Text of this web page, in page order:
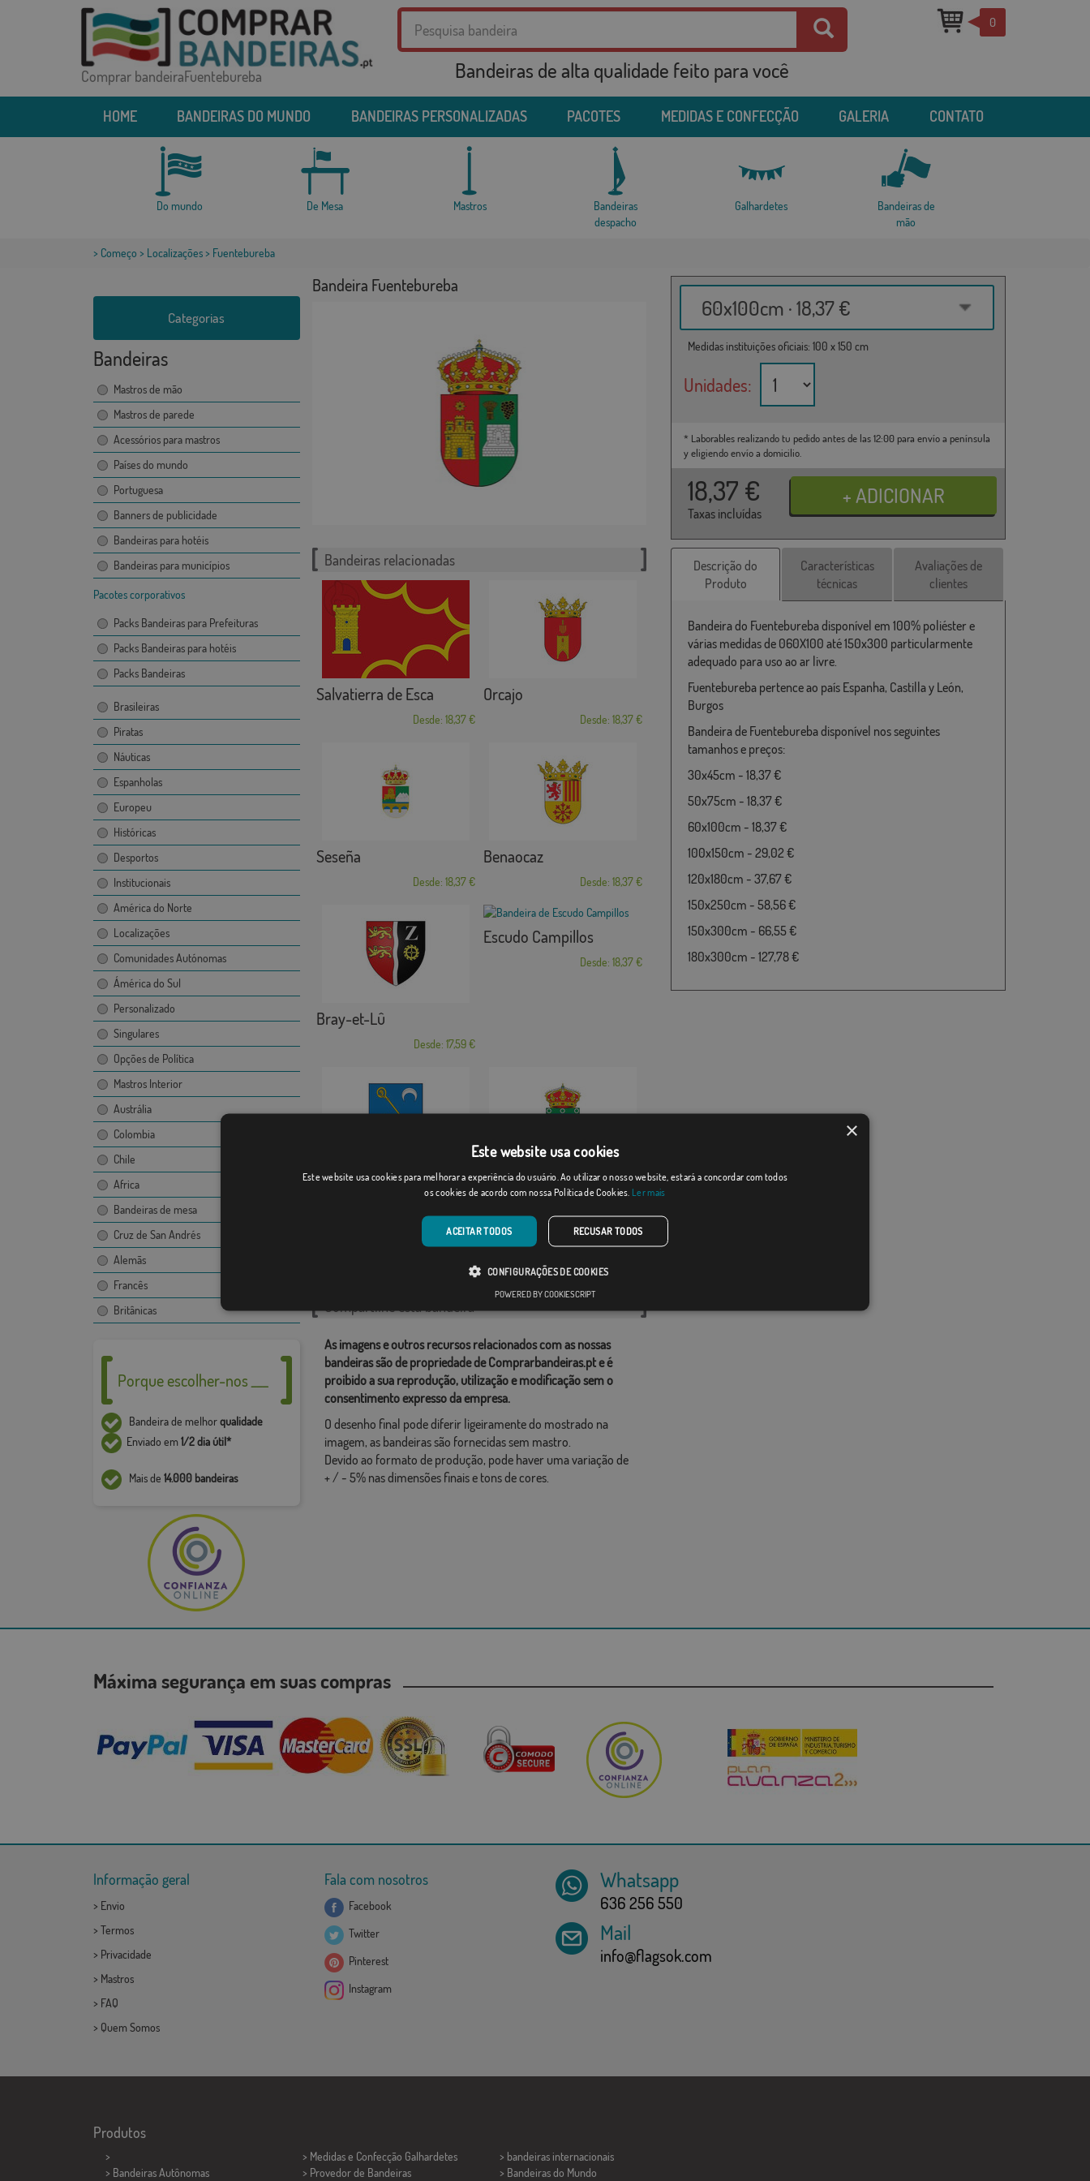
Comprar bandeiraFuentebureba Bandeiras de alta qualidade feito para você
0
HOME BANDEIRAS DO MUNDO BANDEIRAS PERSONALIZADAS PACOTES MEDIDAS E CONFECÇÃO GALERIA CONTATO
Do mundo De Mesa Mastros
Bandeiras
despacho
Galhardetes
Bandeiras de
mão
> Começo > Localizações> Fuentebureba
Categorias
Bandeiras
Mastros de mão
Mastros de parede
Acessórios para mastros
Países do mundo
Portuguesa
Banners de publicidade
Bandeiras para hotéis
Bandeiras para municípios
Pacotes corporativos
Packs Bandeiras para Prefeituras
Packs Bandeiras para hotéis
Packs Bandeiras
Brasileiras
Piratas
Náuticas
Espanholas
Europeu
Históricas
Desportos
Institucionais
América do Norte
Localizações
Comunidades Autónomas
Ámérica do Sul
Personalizado
Singulares
Opções de Política
Mastros Interior
Austrália
Colombia
Chile
Africa
Bandeiras de mesa
Cruz de San Andrés
Alemãs
Francês
Britânicas
Porque escolher-nos ___
Bandeira de melhorqualidade
Enviado em1/2 dia útil*
Mais de 14.000 bandeiras
Bandeira Fuentebureba
60x100cm · 18,37 €
Medidas instituições oficiais: 100 x 150 cm
Unidades:
* Laborables realizando tu pedido antes de las 12:00 para envío a península
y eligiendo envío a domicilio.
18,37 €
Taxas incluídas
Bandeiras relacionadas
Salvatierra de Esca
Desde: 18,37 €
Orcajo
Desde: 18,37 €
Seseña
Desde: 18,37 €
Benaocaz
Desde: 18,37 €
Bray-et-Lû
Desde: 17,59 €
Escudo Campillos
Desde: 18,37 €
Urdazubi/Urdax Lousame
Categorias relacionadas:
Compartilhe esta bandeira
As imagens e outros recursos relacionados com as nossas
bandeiras são de propriedade de Comprarbandeiras.pt e é
proibido a sua reprodução, utilização e modificação sem o
consentimento expresso da empresa.
O desenho final pode diferir ligeiramente do mostrado na
imagem, as bandeiras são fornecidas sem mastro.
Devido ao formato de produção, pode haver uma variação de
+ / - 5% nas dimensões finais e tons de cores.
Descrição do
Produto
Características
técnicas
Avaliações de
clientes
Bandeira do Fuentebureba disponível em 100% poliéster e
várias medidas de 060X100 até 150x300 particularmente
adequado para uso ao ar livre.
Fuentebureba pertence ao país Espanha, Castilla y León,
Burgos
Bandeira de Fuentebureba disponível nos seguintes
tamanhos e preços:
30x45cm - 18,37 €
50x75cm - 18,37 €
60x100cm - 18,37 €
100x150cm - 29,02 €
120x180cm - 37,67 €
150x250cm - 58,56 €
150x300cm - 66,55 €
180x300cm - 127,78 €
Máxima segurança em suas compras
Informação geral
> Envio
> Termos
> Privacidade
> Mastros
> FAQ
> Quem Somos
Fala com nosotros
Facebook
Twitter
Pinterest
Instagram
Whatsapp
636 256 550
Mail
info@flagsok.com
Produtos
>
> Bandeiras Autônomas
> Medidas e Confecção Galhardetes
> Provedor de Bandeiras
> bandeiras internacionais
> Bandeiras do Mundo
×
Este website usa cookies
Este website usa cookies para melhorar a experiência do usuário. Ao utilizar o nosso website, estará a concordar com todos
os cookies de acordo com nossa Política de Cookies. Ler mais
ACEITAR TODOS RECUSAR TODOS
CONFIGURAÇÕES DE COOKIES
POWERED BY COOKIESCRIPT